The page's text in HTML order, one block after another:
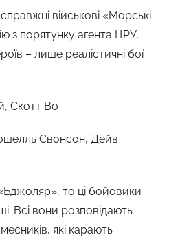
військові «Морські
з порятунку агента ЦРУ.
– лише реалістичні бої
Скотт Во
Свонсон, Дейв
то ці бойовики
Всі вони розповідають
які карають